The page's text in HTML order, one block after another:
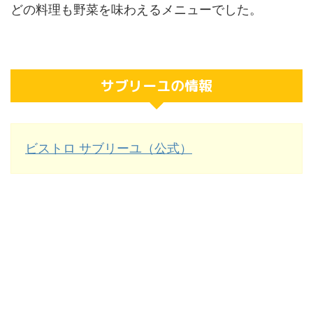
どの料理も野菜を味わえるメニューでした。
サブリーユの情報
ビストロ サブリーユ（公式）